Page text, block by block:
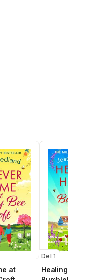
at
Del 1
Healing